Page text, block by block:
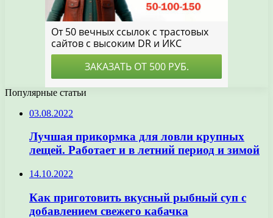
Популярные статьи
03.08.2022
Лучшая прикормка для ловли крупных
лещей. Работает и в летний период и зимой
14.10.2022
Как приготовить вкусный рыбный суп с
добавлением свежего кабачка